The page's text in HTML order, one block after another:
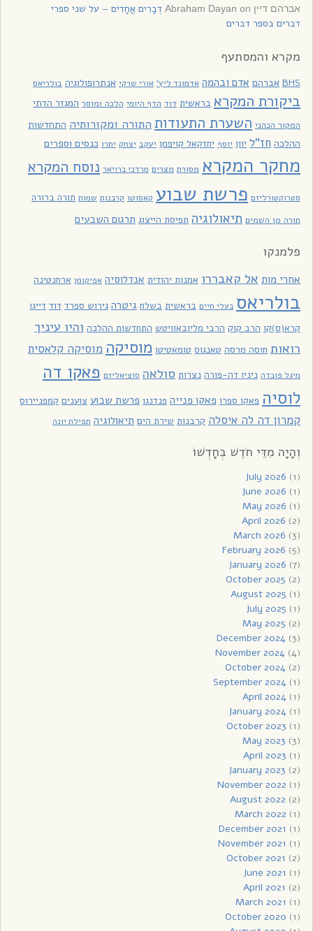
אברהם דיין Abraham Dayan on
דְבָרִים אֲחָדִים – על שני ספרי
דברים בספר דברים
מקרא והמסתעף
BHS אברהם אדם ובהמה אדמונד ליץ' אורי שרקי אנתרופולוגיה בולריאס
ביקורת המקרא בראשית דוד הדף היומי הלכה ומוסר המגזר הדתי
המקור הכהני השערת התעודות התורה ומקורותיה התחדשות
ההלכה חז"ל יוון יוסף יחזקאל קויפמן יעקב יצחק יתרו כנסים וספרים
מחקר המקרא מסורת מצרים מרדכי ברויאר נוסח המקרא
סטרוקטורליזם פרשת שבוע קאסוטו קרבנות שמות תורה ברורה
תורה מן השמים תיאולוגיה תפיסת הייצוג תרגום השבעים
פלמנקו
אחרי מות אל קאבררו אמנות יהודית אנדלוסיה אפיקומן ארחנטינה
בולריאס בעלי חיים בראשית בשלח גיטרה גירוש ספרד דוד דייגו
קרא(ס)קו הרב קוק הרבי מליובאוויטש התחדשות ההלכה והיו עיניך
רואות חוסה מרסה טאנגוס טומאטיטו מוסיקה מוסיקה קלאסית
מיגל פובדה ניניו דה-פורה נצרות סולאה סוציאליזם פאקו דה
לוסיה פאקו ספרו פאקו פנייה פנדנגו פרשת שבוע צוענים קמפניירוס
קמרון דה לה איסלה קרבנות שירת הים תיאולוגיה תפילת יונה
וְהָיָה מִדֵּי חֹדֶשׁ בְּחָדְשׁוֹ
July 2026 (1)
June 2026 (1)
May 2026 (1)
April 2026 (2)
March 2026 (3)
February 2026 (5)
January 2026 (7)
October 2025 (2)
August 2025 (1)
July 2025 (1)
May 2025 (2)
December 2024(3)
November 2024(4)
October 2024(2)
September 2024(1)
April 2024(1)
January 2024(1)
October 2023 (1)
May 2023 (3)
April 2023 (1)
January 2023 (2)
November 2022 (1)
August 2022 (2)
March 2022 (1)
December 2021 (1)
November 2021 (1)
October 2021 (2)
June 2021 (1)
April 2021 (2)
March 2021 (1)
October 2020 (1)